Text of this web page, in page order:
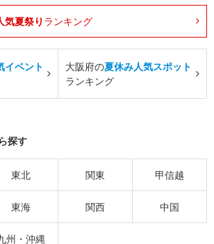
気夏祭り ランキング
イベント
大阪府の夏休み人気スポット
ランキング
探す
東北 関東 甲信越
東海 関西 中国
州・沖縄